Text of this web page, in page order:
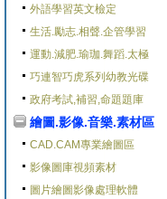
外語學習英文檢定
生活.勵志.相聲.企管學習
運動.減肥.瑜珈.舞蹈.太極
巧連智巧虎系列幼教光碟
政府考試,補習,命題題庫
繪圖.影像.音樂.素材區
CAD.CAM專業繪圖區
影像圖庫視頻素材
圖片繪圖影像處理軟體